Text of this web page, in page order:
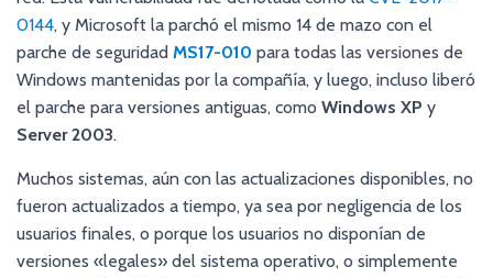
0144, y Microsoft la parchó el mismo 14 de mazo con el
parche de seguridad MS17-010 para todas las versiones de
Windows mantenidas por la compañía, y luego, incluso liberó
el parche para versiones antiguas, como Windows XP y
Server 2003.
Muchos sistemas, aún con las actualizaciones disponibles, no
fueron actualizados a tiempo, ya sea por negligencia de los
usuarios finales, o porque los usuarios no disponían de
versiones «legales» del sistema operativo, o simplemente